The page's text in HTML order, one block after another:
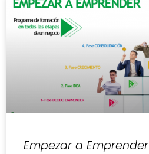
Empezar a Emprender